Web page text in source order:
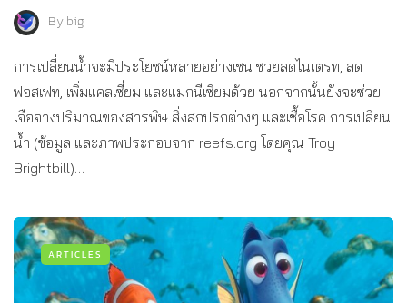
Bybig
การเปลี่ยนน้ำจะมีประโยชน์หลายอย่างเช่น ช่วยลดไนเตรท, ลด
ฟอสเฟท, เพิ่มแคลเซี่ยม และแมกนีเซี่ยมด้วย นอกจากนั้นยังจะช่วย
เจือจางปริมาณของสารพิษ สิ่งสกปรกต่างๆ และเชื้อโรค การเปลี่ยน
น้ำ (ข้อมูล และภาพประกอบจาก reefs.org โดยคุณ Troy
Brightbill)…
ARTICLES